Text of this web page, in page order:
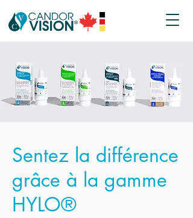
Sentez la différence
grâce à la gamme
HYLO®